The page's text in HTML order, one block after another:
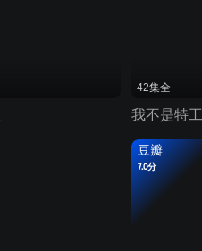
42集全
我不是特工
豆瓣
7.0分